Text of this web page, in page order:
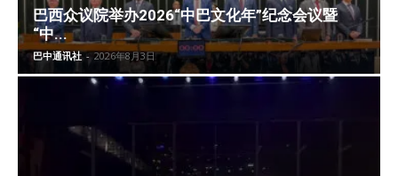
巴西众议院举办2026“中巴文化年”纪念会议暨
“中...
巴中通讯社 - 2026年8月3日